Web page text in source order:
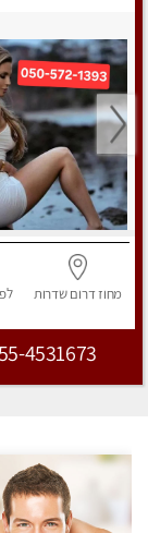
מחוז דרוםשדרות
4531673